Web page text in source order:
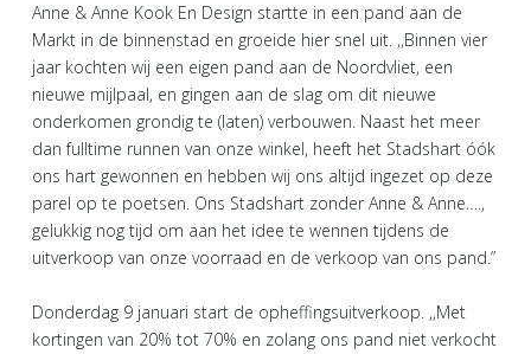
Anne & Anne Kook En Design startte in een pand aan de
Markt in de binnenstad en groeide hier snel uit. ,,Binnen vier
jaar kochten wij een eigen pand aan de Noordvliet, een
nieuwe mijlpaal, en gingen aan de slag om dit nieuwe
onderkomen grondig te (laten) verbouwen. Naast het meer
dan fulltime runnen van onze winkel, heeft het Stadshart óók
ons hart gewonnen en hebben wij ons altijd ingezet op deze
parel op te poetsen. Ons Stadshart zonder Anne & Anne….,
gelukkig nog tijd om aan het idee te wennen tijdens de
uitverkoop van onze voorraad en de verkoop van ons pand.”
Donderdag 9 januari start de opheffingsuitverkoop. ,,Met
kortingen van 20% tot 70% en zolang ons pand niet verkocht